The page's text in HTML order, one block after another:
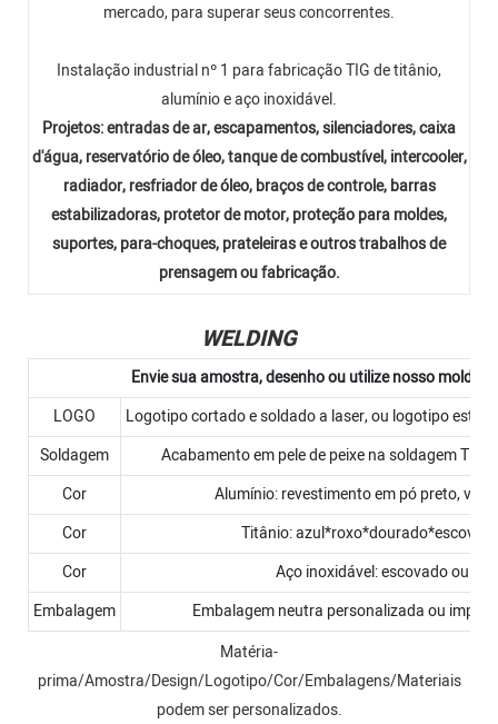
mercado, para superar seus concorrentes.
Instalação industrial nº 1 para fabricação TIG de titânio,
alumínio e aço inoxidável.
Projetos: entradas de ar, escapamentos, silenciadores, caixa
d'água, reservatório de óleo, tanque de combustível, intercooler,
radiador, resfriador de óleo, braços de controle, barras
estabilizadoras, protetor de motor, proteção para moldes,
suportes, para-choques, prateleiras e outros trabalhos de
prensagem ou fabricação.
WELDING
Envie sua amostra, desenho ou utilize nosso molde
LOGO
Logotipo cortado e soldado a laser, ou logotipo
Soldagem
Acabamento em pele de peixe na soldagem TIG
Cor
Alumínio: revestimento em pó preto,
Cor
Titânio:
Cor
Aço inoxidável: escovado ou
Embalagem
Embalagem neutra personalizada ou
Matéria-
prima/Amostra/Design/Logotipo/Cor/Embalagens/Materiais
podem ser personalizados.